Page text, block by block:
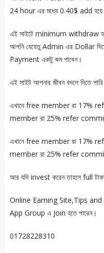
24 hour এর মধ্যে 0.40$ add হয়ে
এই সাইটে minimum withdraw
আপনি যেহেতু Admin এর Dollar
Payment একটু কম পাবেন।
এই সাইট আপনার জীবন বদলে দিতে
এখানে free member রা 17%
member রা 25% refer
এখানে free member রা 17%
member রা 25% refer
আর যদি invest করেন তাহলে full টাকা
Online Earning Site,Tips and
App Group এ Join হতে পারেন।
01728228310